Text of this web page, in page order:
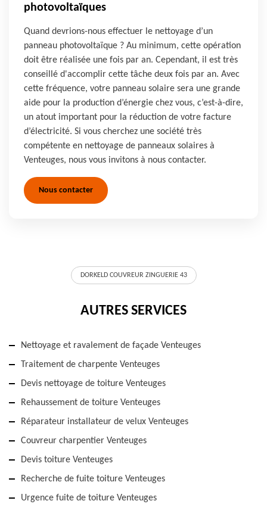
photovoltaïques
Quand devrions-nous effectuer le nettoyage d’un
panneau photovoltaïque ? Au minimum, cette opération
doit être réalisée une fois par an. Cependant, il est très
conseillé d'accomplir cette tâche deux fois par an. Avec
cette fréquence, votre panneau solaire sera une grande
aide pour la production d’énergie chez vous, c’est-à-dire,
un atout important pour la réduction de votre facture
d’électricité. Si vous cherchez une société très
compétente en nettoyage de panneaux solaires à
Venteuges, nous vous invitons à nous contacter.
Nous contacter
DORKELD COUVREUR ZINGUERIE 43
AUTRES SERVICES
Nettoyage et ravalement de façade Venteuges
Traitement de charpente Venteuges
Devis nettoyage de toiture Venteuges
Rehaussement de toiture Venteuges
Réparateur installateur de velux Venteuges
Couvreur charpentier Venteuges
Devis toiture Venteuges
Recherche de fuite toiture Venteuges
Urgence fuite de toiture Venteuges